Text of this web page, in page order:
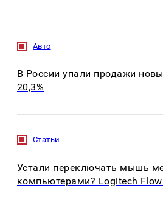
Авто
В России упали продажи
20,3%
Статьи
Устали переключать мышь
компьютерами? Logitech